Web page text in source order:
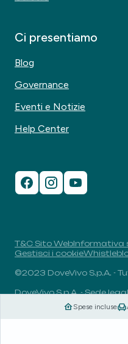
Spese incluse
Ci presentiamo
Blog
Governance
Eventi e Notizie
Help Center
T&C Sito WebInformativa
Gestisci i cookie
©2023 DoveVivo S.p.A. -
DoveVivo S.p.A. - Sede
Milano, Italia - P.I.:
Capitale sociale: